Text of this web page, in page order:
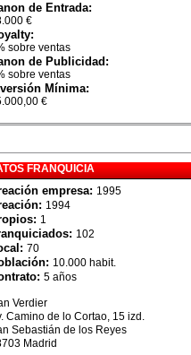
de Entrada:
€
sobre ventas
de Publicidad:
sobre ventas
Mínima:
€
FRANQUICIA
empresa: 1995
1994
1
102
70
10.000 habit.
5 años
Verdier
Camino de lo Cortao, 15 izd.
Sebastián de los Reyes
Madrid